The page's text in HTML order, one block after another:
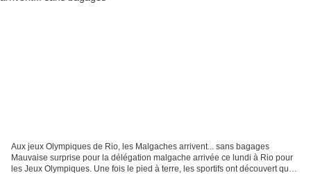
Aux jeux Olympiques de Rio, les Malgaches arrivent... sans bagages
Mauvaise surprise pour la délégation malgache arrivée ce lundi à Rio pour
les Jeux Olympiques. Une fois le pied à terre, les sportifs ont découvert que